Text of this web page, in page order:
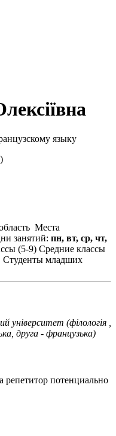
языку
Места
занятий: пн, вт, ср, чт,
(5-9) Средние классы
Студенты младших
університет (філологія ,
друга - французька)
репетитор потенциально